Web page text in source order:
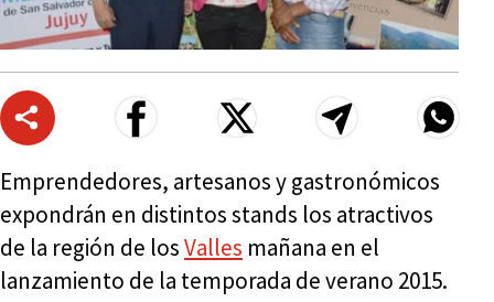
Emprendedores, artesanos y gastronómicos
expondrán en distintos stands los atractivos
de la región de losValles mañana en el
lanzamiento de la temporada de verano 2015.